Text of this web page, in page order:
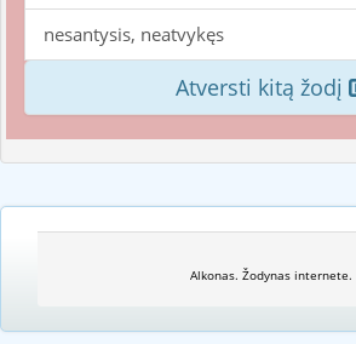
nesantysis, neatvykęs
Atversti kitą žodį
Alkonas. Žodynas internete.